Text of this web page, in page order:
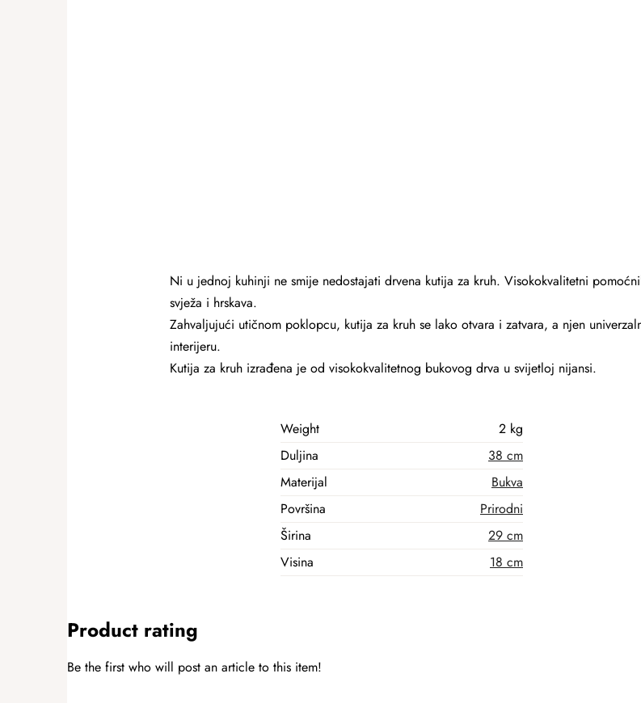
Ni u jednoj kuhinji ne smije nedostajati drvena kutija za kruh. Visokokvalitetni
svježa i hrskava.
Zahvaljujući utičnom poklopcu, kutija za kruh se lako otvara i zatvara, a njen
interijeru.
Kutija za kruh izrađena je od visokokvalitetnog bukovog drva u svijetloj nijansi.
Weight
2 kg
Duljina
38 cm
Materijal
Bukva
Površina
Prirodni
Širina
29 cm
Visina
18 cm
Product rating
Be the first who will post an article to this item!